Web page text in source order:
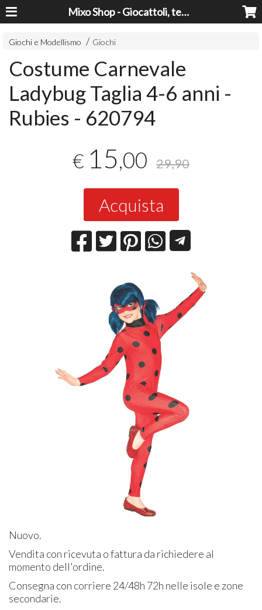
Mixo Shop - Giocattoli, tecnologia, casa e giardino a prezzi super!
Giochi e Modellismo Giochi
Costume Carnevale
Ladybug Taglia 4-6 anni -
Rubies - 620794
€ 15,00 29,90
Acquista
Nuovo.
Vendita con ricevuta o fattura da richiedere al
momento dell'ordine.
Consegna con corriere 24/48h 72h nelle isole e zone
secondarie.